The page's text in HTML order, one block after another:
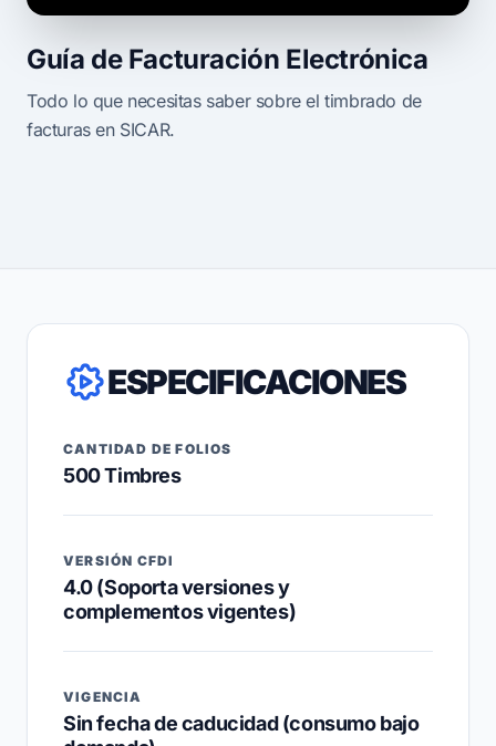
Guía de Facturación Electrónica
Todo lo que necesitas saber sobre el timbrado de
facturas en SICAR.
ESPECIFICACIONES
CANTIDAD DE FOLIOS
500 Timbres
VERSIÓN CFDI
4.0 (Soporta versiones y
complementos vigentes)
VIGENCIA
Sin fecha de caducidad (consumo bajo